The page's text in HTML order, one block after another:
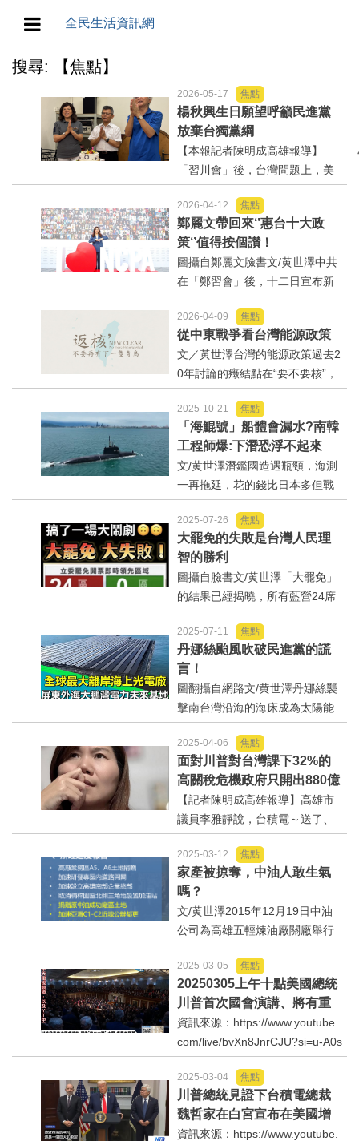
全民生活資訊網
地方/天氣/颱風/地震
教育/五育/五創
人生/生存/生活
政治/政黨
食品/衛生/醫療/照護
運動/體育/休閒/育樂
兩岸/大陸
寵物/動保
焦點
婦女/孩童
命理/信仰/宗教/宮廟/教會
內政/社會/福利/弱勢/慈善
國際/全球
交通運輸
正能量
餐飲美食
法制/司法/監督
搜尋: 【焦點】
2026-05-17 焦點
楊秋興生日願望呼籲民進黨
放棄台獨黨綱
【本報記者陳明成高雄報導】
「習川會」後，台灣問題上，美
中擁有絕大部分的決定權，很清
楚台灣不可能有走向獨立的機
會。民進黨前高雄縣縣長楊秋興
接受好友為其慶祝70大壽時表
示，兩岸關係走向演成中美說了
算，...
2026-04-12 焦點
鄭麗文帶回來‘’惠台十大政
策‘’值得按個讃！
圖攝自鄭麗文臉書文/黄世澤中共
在「鄭習會」後，十二日宣布新
的「惠台十大政策」，開放直航
與陸客來台，開放台灣農漁產品
銷往大陸市場，推動金廈共用機
場等。我們樂見兩岸關係融冰，
漸露和平之曙光，台灣...
2026-04-09 焦點
從中東戰爭看台灣能源政策
文／黃世澤台灣的能源政策過去2
0年討論的癥結點在“要不要核”，
加上空氣汙染與溫室氣體排放的
議題，最終形成政府推動的「非
核家園」與「去煤轉氣」的雙主
軸政策。民間則另有一股聲音認
為應該用...
2025-10-21 焦點
「海鯤號」船體會漏水?南韓
工程師爆:下潛恐浮不起來
文/黄世澤潛鑑國造遇瓶頸，海測
一再拖延，花的錢比日本多但戰
力比日本差！負責操作愛國者飛
彈的官兵嚴重不足，國防預算在
美國的要求下年年增高，花這麼
多錢，武器卻不到位，官兵又不
足，如此國防窘境下，戰力...
2025-07-26 焦點
大罷免的失敗是台灣人民理
智的勝利
圖攝自臉書文/黄世澤「大罷免」
的結果已經揭曉，所有藍營24席
立委加上新竹市長高虹安全壘
打，重創了賴清德總統的威望及
民進黨的士氣。大罷免的結果是
台灣人民理性的勝利，民進黨抹
紅與仇恨動員的策略完全失...
2025-07-11 焦點
丹娜絲颱風吹破民進黨的謊
言！
圖翻攝自網路文/黄世澤丹娜絲襲
擊南台灣沿海的海床成為太陽能
光電的墳埸，從嘉義到屏東都有
被吹毀的太陽能板，是否會造成
海洋污染或生態，也成為朝野攻
防的政治話題！執政黨硬拗的本
質就是死不認錯！但事實...
2025-04-06 焦點
面對川普對台灣課下32%的
高關稅危機政府只開出880億
元的止痛藥因應
【記者陳明成高雄報導】高雄市
議員李雅靜說，台積電～送了、
軍購～買了、美國天然氣～買
了，結果呢？川普毫不留情，對
台灣課下32%的高關稅！李雅靜
在書上發表感受指出，「安心
睡」的卓院長，沉默了一整天...
2025-03-12 焦點
家產被掠奪，中油人敢生氣
嗎？
文/黄世澤2015年12月19日中油
公司為高雄五輕煉油廠關廠舉行
追憶記念會，高齡83歲的前總廠
長裴伯渝上台追憶時，流淚情緒
激動說「我的家没有了」。2025
年中油這個大家庭真的快沒有
了，中油人只能暗泣不...
2025-03-05 焦點
20250305上午十點美國總統
川普首次國會演講、將有重
大事情宣佈、主題：復興美
國夢
資訊來源：https://www.youtube.
com/live/bvXn8JnrCJU?si=u-A0s
E10z7dn3rYY
2025-03-04 焦點
川普總統見證下台積電總裁
魏哲家在白宮宣布在美國增
加投資1000億美元
資訊來源：https://www.youtube.